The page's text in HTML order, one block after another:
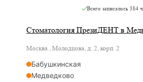
Всего записалось384
Стоматология ПрезиДЕНТ в
Москва , Молодцова, д. 2, корп. 2
Бабушкинская
Медведково